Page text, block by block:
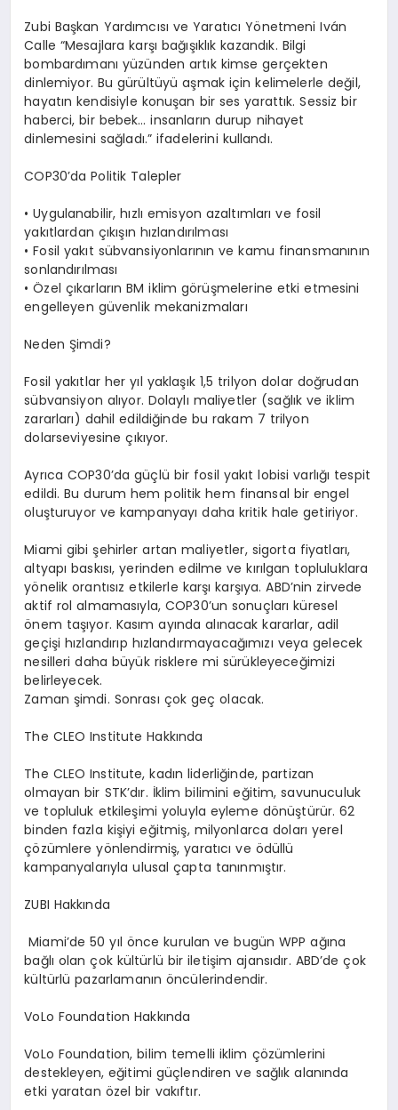
Zubi Başkan Yardımcısı ve YaratıcıYönetmeni Iván
Calle “Mesajlara karşı bağışıklık kazandık. Bilgi
bombardımanı yüzünden artık kimse gerçekten
dinlemiyor. Bu gürültüyü aşmak için kelimelerle değil,
hayatın kendisiyle konuşan bir ses yarattık. Sessiz bir
haberci, bir bebek… insanların durup nihayet
dinlemesini sağladı.” ifadelerini kullandı.
COP30’da Politik Talepler
• Uygulanabilir, hızlı emisyon azaltımları ve fosil
yakıtlardan çıkışın hızlandırılması
• Fosil yakıt sübvansiyonlarının ve kamu finansmanının
sonlandırılması
• Özel çıkarların BM iklim görüşmelerine etki etmesini
engelleyen güvenlik mekanizmaları
Neden Şimdi?
Fosil yakıtlar her yıl yaklaşık 1,5 trilyon dolardoğrudan
sübvansiyon alıyor. Dolaylı maliyetler (sağlık ve iklim
zararları) dahil edildiğinde bu rakam 7 trilyon
dolarseviyesine çıkıyor.
Ayrıca COP30’da güçlü bir fosil yakıt lobisi varlığı tespit
edildi. Bu durum hem politik hem finansal bir engel
oluşturuyor ve kampanyayı daha kritik hale getiriyor.
Miami gibi şehirler artan maliyetler, sigorta fiyatları,
altyapı baskısı, yerinden edilme ve kırılgan topluluklara
yönelik orantısız etkilerle karşı karşıya. ABD’nin zirvede
aktif rol almamasıyla, COP30’un sonuçları küresel
önem taşıyor. Kasım ayında alınacak kararlar, adil
geçişi hızlandırıp hızlandırmayacağımızı veya gelecek
nesilleri daha büyük risklere mi sürükleyeceğimizi
belirleyecek.
Zaman şimdi. Sonrası çok geç olacak.
The CLEO Institute Hakkında
The CLEO Institute, kadın liderliğinde, partizan
olmayan bir STK’dır. İklim bilimini eğitim, savunuculuk
ve topluluk etkileşimi yoluyla eyleme dönüştürür. 62
binden fazla kişiyi eğitmiş, milyonlarca doları yerel
çözümlere yönlendirmiş, yaratıcıve ödüllü
kampanyalarıyla ulusal çapta tanınmıştır.
ZUBI Hakkında
Miami’de 50 yıl önce kurulan ve bugün WPP ağına
bağlı olan çok kültürlü bir iletişim ajansıdır. ABD’de çok
kültürlü pazarlamanınöncülerindendir.
VoLo Foundation Hakkında
VoLo Foundation, bilim temelli iklim çözümlerini
destekleyen, eğitimi güçlendiren ve sağlık alanında
etki yaratan özel bir vakıftır.